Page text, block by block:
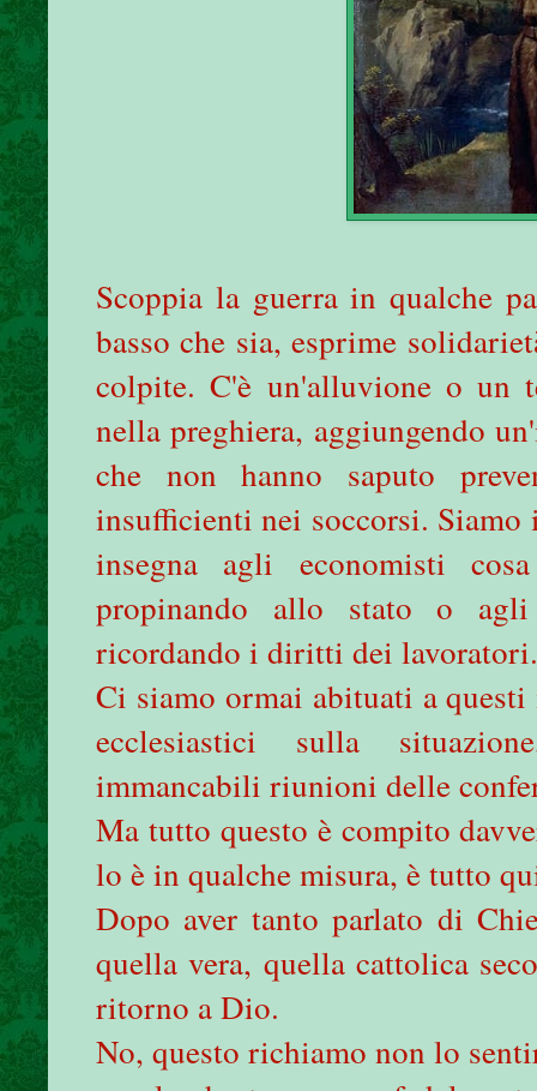
Scoppia la guerra in qualche
basso che sia, esprime
colpite. C'è un'alluvione o un
nella preghiera, aggiungendo
che non hanno saputo
insufficienti nei soccorsi.
insegna agli economisti
propinando allo stato o
ricordando i diritti dei lavoratori.
Ci siamo ormai abituati a
ecclesiastici sulla
immancabili riunioni delle
Ma tutto questo è compito
lo è in qualche misura, è tutto
Dopo aver tanto parlato di
quella vera, quella cattolica
ritorno a Dio.
No, questo richiamo non lo